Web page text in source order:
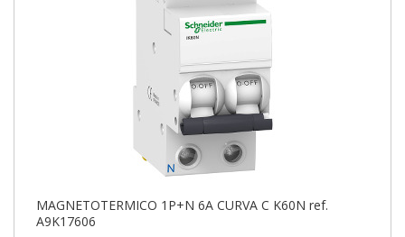
MAGNETOTERMICO 1P+N 6A CURVA C K60N ref.
A9K17606